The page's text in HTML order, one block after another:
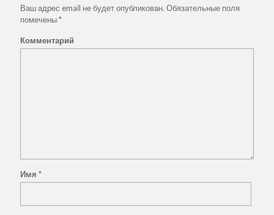
Ваш адрес email не будет опубликован. Обязательные поля
помечены*
Комментарий
Имя *